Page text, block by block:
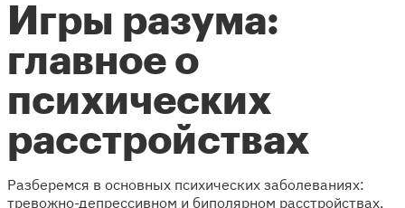
Игры разума:
главное о
психических
расстройствах
Разберемся в основных психических заболеваниях:
тревожно-депрессивном и биполярном расстройствах,